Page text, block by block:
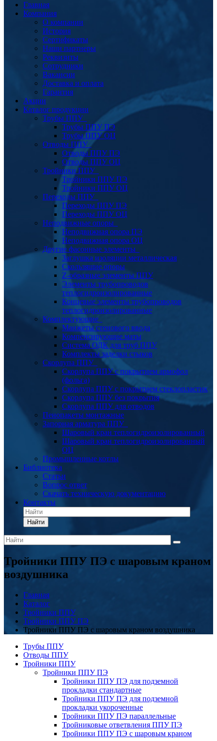
Главная
Компания
О компании
История
Сертификаты
Наши партнеры
Реквизиты
Сотрудники
Вакансии
Доставка и оплата
Гарантия
Акции
Каталог продукции
Трубы ППУ
Трубы ППУ ПЭ
Трубы ППУ ОЦ
Отводы ППУ
Отводы ППУ ПЭ
Отводы ППУ ОЦ
Тройники ППУ
Тройники ППУ ПЭ
Тройники ППУ ОЦ
Переходы ППУ
Переходы ППУ ПЭ
Переходы ППУ ОЦ
Неподвижные опоры
Неподвижная опора ПЭ
Неподвижная опора ОЦ
Другие фасонные элементы
Заглушка изоляции металлическая
Скользящие опоры
Z-образные элементы ППУ
Элементы трубопроводов
теплогидроизолированные
Концевые элементы трубопроводов
теплогидроизолированные
Комплектующие
Манжеты стенового ввода
Компенсирующие маты
Система ОДК для труб ППУ
Комплекты заделки стыков
Скорлупа ППУ
Скорлупа ППУ с покрытием армофол
(фольга)
Скорлупа ППУ с покрытием стеклопластик
Скорлупа ППУ без покрытия
Скорлупа ППУ для отводов
Пенопакеты монтажные
Запорная арматура ППУ
Шаровый кран теплогидроизолированный
Шаровый кран теплогидроизолированный
ОЦ
Промышленные котлы
Библиотека
Статьи
Вопрос ответ
Скачать техническую документацию
Контакты
Найти
Тройники ППУ ПЭ с шаровым краном
воздушника
Главная
Каталог
Тройники ППУ
Тройники ППУ ПЭ
Тройники ППУ ПЭ с шаровым краном воздушника
Трубы ППУ
Отводы ППУ
Тройники ППУ
Тройники ППУ ПЭ
Тройники ППУ ПЭ для подземной
прокладки стандартные
Тройники ППУ ПЭ для подземной
прокладки укороченные
Тройники ППУ ПЭ параллельные
Тройниковые ответвления ППУ ПЭ
Тройники ППУ ПЭ с шаровым краном